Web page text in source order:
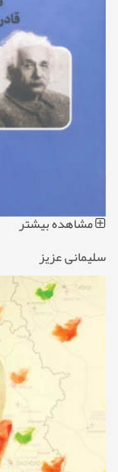
مشاهده بیشتر
سلیمانی عزیز